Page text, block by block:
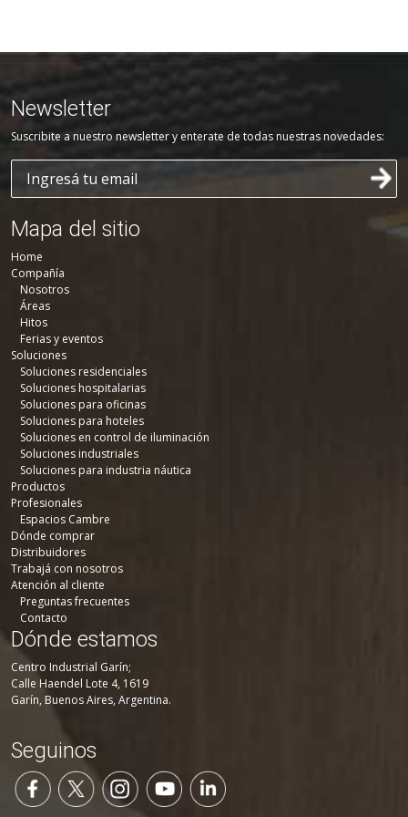
Newsletter
Suscribite a nuestro newsletter y enterate de todas nuestras novedades:
Mapa del sitio
Home
Compañía
Nosotros
Áreas
Hitos
Ferias y eventos
Soluciones
Soluciones residenciales
Soluciones hospitalarias
Soluciones para oficinas
Soluciones para hoteles
Soluciones en control de iluminación
Soluciones industriales
Soluciones para industria náutica
Productos
Profesionales
Espacios Cambre
Dónde comprar
Distribuidores
Trabajá con nosotros
Atención al cliente
Preguntas frecuentes
Contacto
Dónde estamos
Centro Industrial Garín;
Calle Haendel Lote 4, 1619
Garín, Buenos Aires, Argentina.
Seguinos